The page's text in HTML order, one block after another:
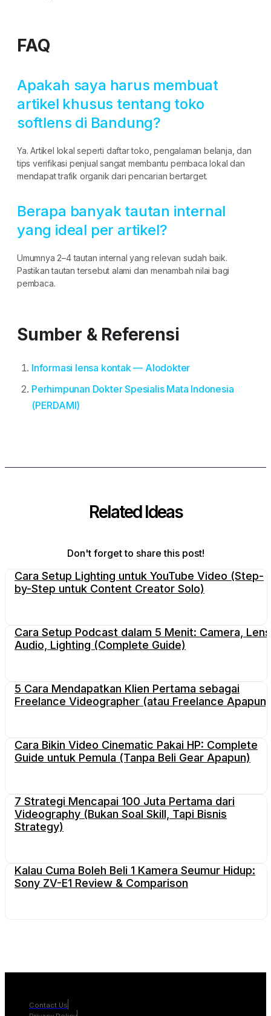
FAQ
Apakah saya harus membuat
artikel khusus tentang toko
softlens di Bandung?
Ya. Artikel lokal seperti daftar toko, pengalaman belanja, dan
tips verifikasi penjual sangat membantu pembaca lokal dan
mendapat trafik organik dari pencarian bertarget.
Berapa banyak tautan internal
yang ideal per artikel?
Umumnya 2–4 tautan internal yang relevan sudah baik.
Pastikan tautan tersebut alami dan menambah nilai bagi
pembaca.
Sumber & Referensi
Informasi lensa kontak — Alodokter
Perhimpunan Dokter Spesialis Mata Indonesia
(PERDAMI)
Related Ideas
Don't forget to share this post!
Cara Setup Lighting untuk YouTube Video (Step-
by-Step untuk Content Creator Solo)
Cara Setup Podcast dalam 5 Menit: Camera,
Audio, Lighting (Complete Guide)
5 Cara Mendapatkan Klien Pertama sebagai
Freelance Videographer (atau Freelance Apapun)
Cara Bikin Video Cinematic Pakai HP: Complete
Guide untuk Pemula (Tanpa Beli Gear Apapun)
7 Strategi Mencapai 100 Juta Pertama dari
Videography (Bukan Soal Skill, Tapi Bisnis
Strategy)
Kalau Cuma Boleh Beli 1 Kamera Seumur Hidup:
Sony ZV-E1 Review & Comparison
Contact Us